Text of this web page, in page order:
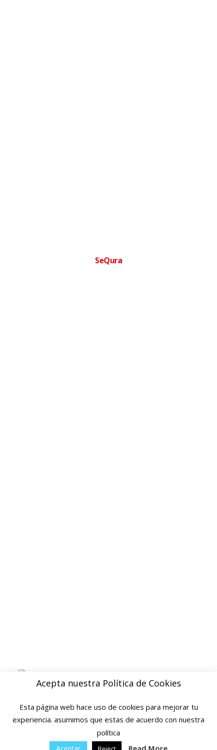
SeQura
© 2025 Ofertas Ortopedia · Todos los derechos reservados · Tarragona,
Espana
Acepta nuestra Política de Cookies
Esta página web hace uso de cookies para mejorar tu
experiencia. asumimos que estas de acuerdo con nuestra
política
Aceptar Read More